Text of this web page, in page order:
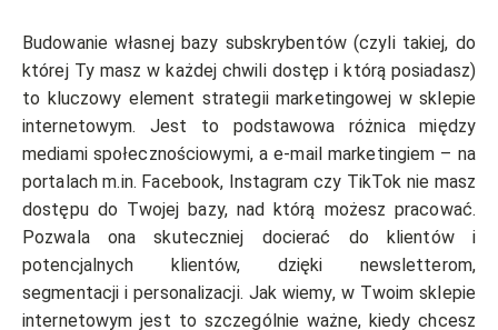
Budowanie własnej bazy subskrybentów (czyli takiej, do
której Ty masz w każdej chwili dostęp i którą posiadasz)
to kluczowy element strategii marketingowej w sklepie
internetowym. Jest to podstawowa różnica między
mediami społecznościowymi, a e-mail marketingiem – na
portalach m.in. Facebook, Instagram czy TikTok nie masz
dostępu do Twojej bazy, nad którą możesz pracować.
Pozwala ona skuteczniej docierać do klientów i
potencjalnych klientów, dzięki newsletterom,
segmentacji i personalizacji. Jak wiemy, w Twoim sklepie
internetowym jest to szczególnie ważne, kiedy chcesz